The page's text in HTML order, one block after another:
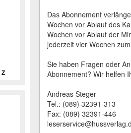
Z
Das Abonnement
Wochen vor Ablauf des
Wochen vor Ablauf der
jederzeit vier Wochen
Sie haben Fragen oder
Abonnement? Wir helfen
Andreas Steger
Tel.: (089) 32391-313
Fax: (089) 32391-446